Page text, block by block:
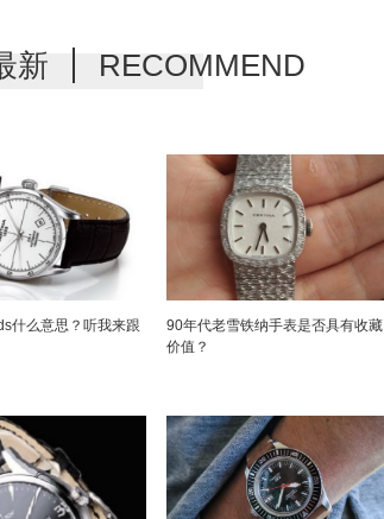
新 RECOMMEND
什么意思？听我来跟
90年代老雪铁纳手表是否具有收藏
价值？